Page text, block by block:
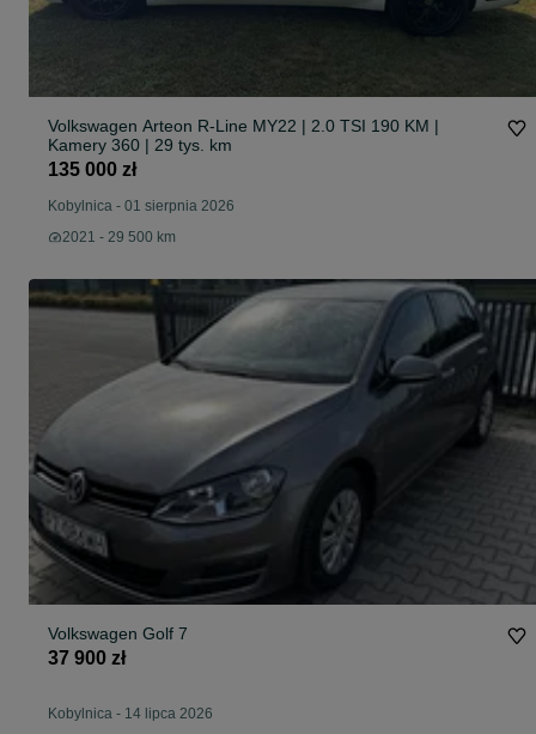
Volkswagen Arteon R-Line MY22 | 2.0 TSI 190 KM |
Kamery 360 | 29 tys. km
135 000 zł
Kobylnica - 01 sierpnia 2026
2021 - 29 500 km
Volkswagen Golf 7
37 900 zł
Kobylnica - 14 lipca 2026